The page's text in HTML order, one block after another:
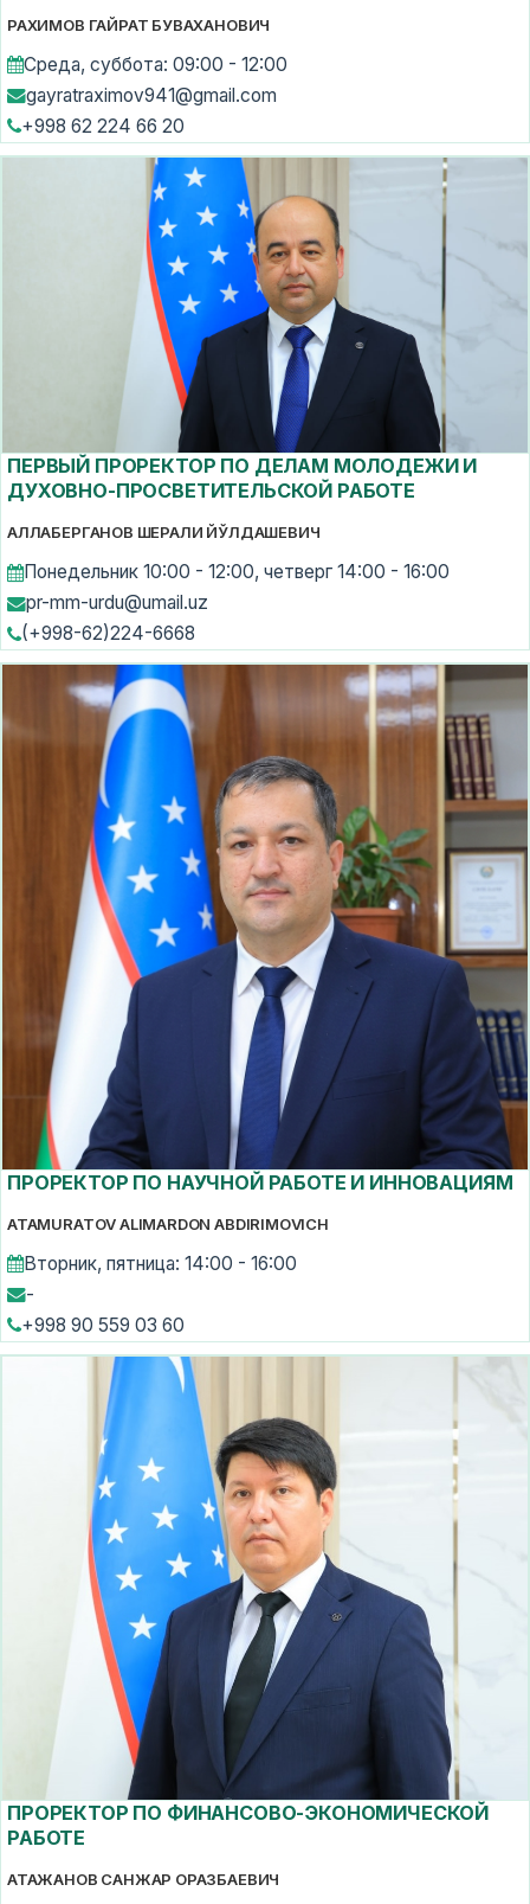
РАХИМОВ ГАЙРАТ БУВАХАНОВИЧ
Среда, суббота: 09:00 - 12:00
gayratraximov941@gmail.com
+998 62 224 66 20
ПЕРВЫЙ ПРОРЕКТОР ПО ДЕЛАМ МОЛОДЕЖИ И
ДУХОВНО-ПРОСВЕТИТЕЛЬСКОЙ РАБОТЕ
АЛЛАБЕРГАНОВ ШЕРАЛИ ЙЎЛДАШЕВИЧ
Понедельник 10:00 - 12:00, четверг 14:00 - 16:00
pr-mm-urdu@umail.uz
(+998-62)224-6668
ПРОРЕКТОР ПО НАУЧНОЙ РАБОТЕ И ИННОВАЦИЯМ
ATAMURATOV ALIMARDON ABDIRIMOVICH
Вторник, пятница: 14:00 - 16:00
-
+998 90 559 03 60
ПРОРЕКТОР ПО ФИНАНСОВО-ЭКОНОМИЧЕСКОЙ
РАБОТЕ
АТАЖАНОВ САНЖАР ОРАЗБАЕВИЧ